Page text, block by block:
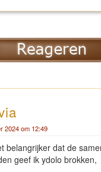
2024 om 12:49
belangrijker dat de
geef ik ydolo